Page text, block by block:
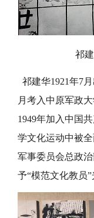
祁
祁建华1921年7
月考入中原军政
1949年加入中国
学文化运动中被
军事委员会总政
予“模范文化教员”